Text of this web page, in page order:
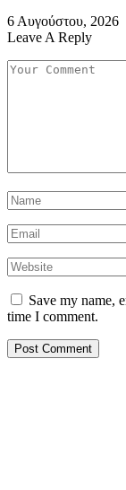
6 Αυγούστου, 2026
Leave A Reply
Save my name,
time I comment.